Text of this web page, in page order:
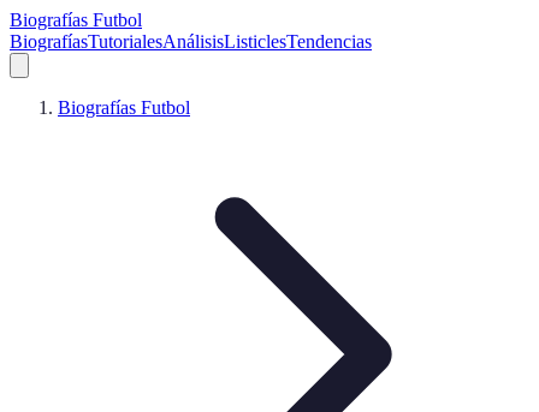
Biografías Futbol
BiografíasTutorialesAnálisisListiclesTendencias
Biografías Futbol